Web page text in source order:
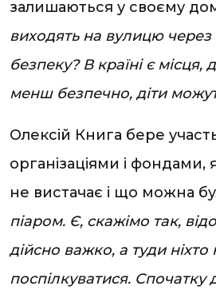
залишаються у своєму
виходять на вулицю через
безпеку? В країні є
менш безпечно, діти
Олексій Книга бере
організаціями і фондами,
не вистачає і що можна
піаром. Є, скажімо так,
дійсно важко, а туди
поспілкуватися. Спочатку